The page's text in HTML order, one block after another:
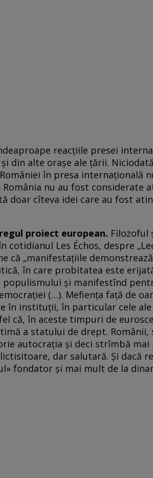
reacțiile presei
din alte orașe ale țării.
în presa internațională
nu au fost considerate
doar cîteva idei care au fost
proiect european. Filozoful
cotidianul Les Échos, despre
că „manifestațiile
în care probitatea este
populismului şi manifes­tînd
(…). Mefienţa faţă de
în instituţii, în particular cele
că, în aceste timpuri de
a statului de drept. Românii,
autocraţia şi deci strîmbă
dar salutară. Și dacă
fondator şi mai mult de la